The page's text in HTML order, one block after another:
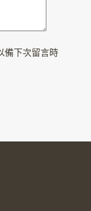
備下次留言時